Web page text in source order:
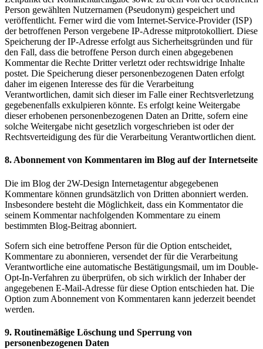
Person gewählten Nutzernamen (Pseudonym) gespeichert und
veröffentlicht. Ferner wird die vom Internet-Service-Provider (ISP)
der betroffenen Person vergebene IP-Adresse mitprotokolliert. Diese
Speicherung der IP-Adresse erfolgt aus Sicherheitsgründen und für
den Fall, dass die betroffene Person durch einen abgegebenen
Kommentar die Rechte Dritter verletzt oder rechtswidrige Inhalte
postet. Die Speicherung dieser personenbezogenen Daten erfolgt
daher im eigenen Interesse des für die Verarbeitung
Verantwortlichen, damit sich dieser im Falle einer Rechtsverletzung
gegebenenfalls exkulpieren könnte. Es erfolgt keine Weitergabe
dieser erhobenen personenbezogenen Daten an Dritte, sofern eine
solche Weitergabe nicht gesetzlich vorgeschrieben ist oder der
Rechtsverteidigung des für die Verarbeitung Verantwortlichen dient.
8. Abonnement von Kommentaren im Blog auf der Internetseite
Die im Blog der 2W-Design Internetagentur abgegebenen
Kommentare können grundsätzlich von Dritten abonniert werden.
Insbesondere besteht die Möglichkeit, dass ein Kommentator die
seinem Kommentar nachfolgenden Kommentare zu einem
bestimmten Blog-Beitrag abonniert.
Sofern sich eine betroffene Person für die Option entscheidet,
Kommentare zu abonnieren, versendet der für die Verarbeitung
Verantwortliche eine automatische Bestätigungsmail, um im Double-
Opt-In-Verfahren zu überprüfen, ob sich wirklich der Inhaber der
angegebenen E-Mail-Adresse für diese Option entschieden hat. Die
Option zum Abonnement von Kommentaren kann jederzeit beendet
werden.
9. Routinemäßige Löschung und Sperrung von
personenbezogenen Daten